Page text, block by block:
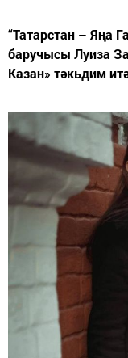
“Татарстан – Яңа
баручысы Луиза
Казан» тәкьдим